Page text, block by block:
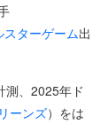
スターゲーム出
測、2025年ド
ーンズ）をは